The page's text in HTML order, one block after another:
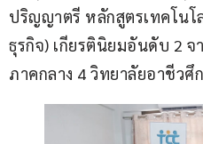
ปริญญาตรี หลักสูตรเทคโน
ธุรกิจ) เกียรตินิยมอันดับ 2
ภาคกลาง 4 วิทยาลัยอาชีว